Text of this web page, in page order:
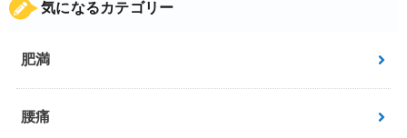
気になるカテゴリー
肥満
腰痛